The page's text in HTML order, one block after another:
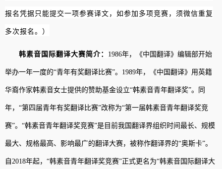
报名凭据只能提交一项参赛译文，如参加多项竞赛，须微信重复
多次报名。）
韩素音国际翻译大赛简介： 1986年，《中国翻译》编辑部开始
举办一年一度的“青年有奖翻译比赛”。 1989年，《中国翻译》用英籍
华裔作家韩素音女士提供的赞助基金设立“韩素音青年翻译奖”。同
年， “第四届青年有奖翻译比赛”改称为“第一届韩素音青年翻译奖竞
赛”。 “韩素音青年翻译奖竞赛”是目前我国翻译界组织时间最长、规模
最大、规格最高、影响最广的翻译大赛，被称作翻译界的“奥斯卡”。
自 2018年起， “韩素音青年翻译奖竞赛”正式更名为“韩素音国际翻译大